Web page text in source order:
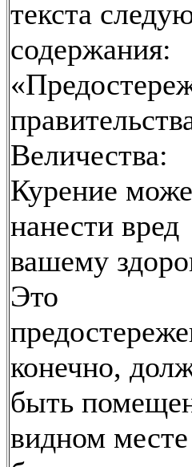
текста
содержания:
Величества:
Курение
нанести вред
вашему
Это
конечно,
быть
видном